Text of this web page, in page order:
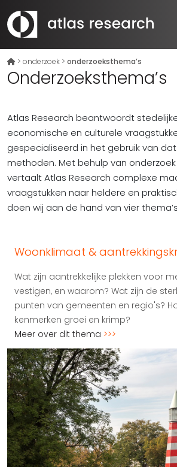
> onderzoek > onderzoeksthema’s
Onderzoeksthema’s
Atlas Research beantwoordt
economische en culturele
gespecialiseerd in het gebruik van
methoden. Met behulp van
vertaalt Atlas Research complexe
vraagstukken naar heldere en
doen wij aan de hand van vier
Woonklimaat &
Wat zijn aantrekkelijke plekken voor
vestigen, en waarom? Wat zijn de
punten van gemeenten en regio's?
kenmerken groei en krimp?
Meer over dit thema >>>